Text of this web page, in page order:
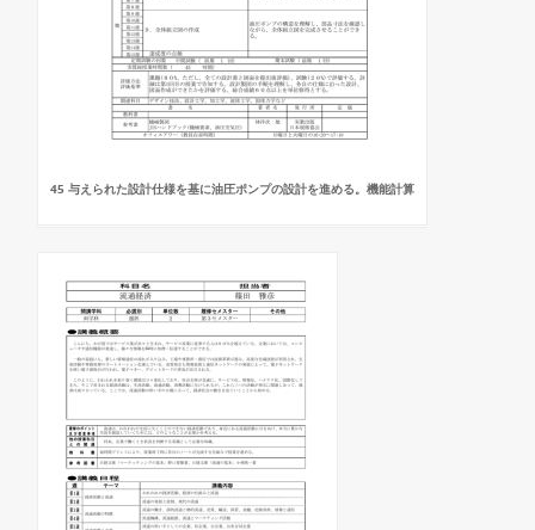
45 与えられた設計仕様を基に油圧ポンプの設計を進める。機能計算